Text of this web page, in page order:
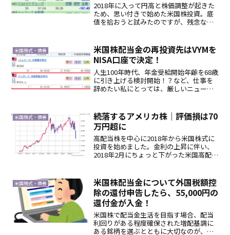
2018年に入って円高と株価調整が起きた
ため、思い付きで始めた米国株投資。底
値を拾おうと試みたのですが、残念なが
いう大金を投じ、あっという間に▲６万
円の含み損を抱えて...
米国株式・債券
米国株配当金の再投資先はVYMを
NISA口座で決定！
人生100年時代、年金受給開始年齢を68歳
に引き上げる検討開始！？など、仕事を
辞めたい私にとっては、厳しいニュース
か？私の資金力では比較的安全な運用だ
けではアーリーリタ...
米国株式・債券
続落するアメリカ株｜評価損は70
万円超に
高配当株を中心に2018年から米国株式に
投資を始めました。金利の上昇に伴い、
2018年2月にちょっと下がった米国高配当
2018年でしたが、12月後半からに急激な
弱気相場...
米国株式・債券
米国株配当金について外国税額控
除の還付申告したら、55,000円の
還付金が入金！
米国株で配当金生活を目指す場合、配当
利回りがある程度確保された増配基調に
ある銘柄を選ぶとともに大切なのが、い